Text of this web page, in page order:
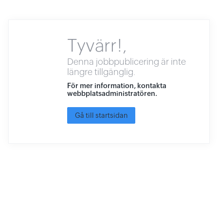
Tyvärr!,
Denna jobbpublicering är inte
längre tillgänglig.
För mer information, kontakta
webbplatsadministratören.
Gå till startsidan